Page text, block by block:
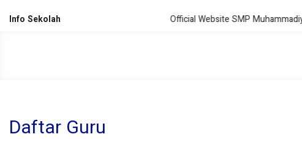
Info Sekolah Official Website SMP
Daftar Guru